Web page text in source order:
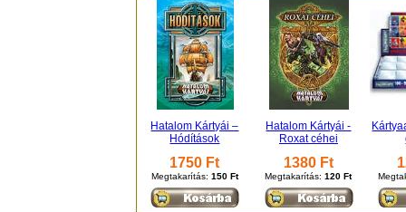
Hatalom Kártyái –
Hódítások
Hatalom Kártyái -
Roxat céhei
1750 Ft
Megtakarítás: 150 Ft
1380 Ft
Megtakarítás:120 Ft